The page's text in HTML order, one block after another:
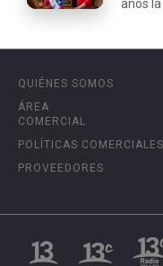
años la
QUIÉNES SOMOS
ÁREA
COMERCIAL
POLÍTICAS COMERCIALES
PROVEEDORES